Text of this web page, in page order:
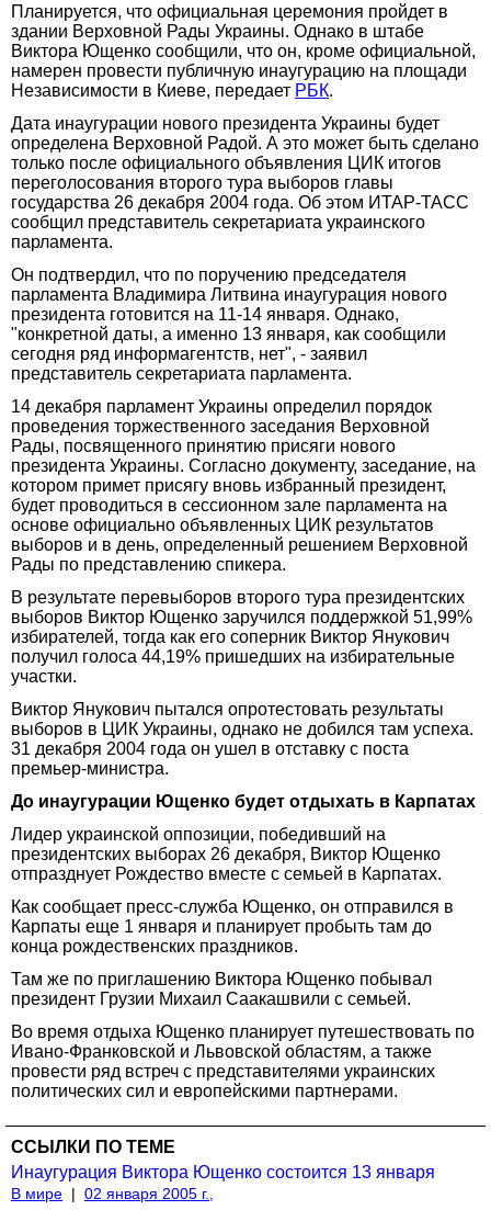
Планируется, что официальная церемония пройдет в
здании Верховной Рады Украины. Однако в штабе
Виктора Ющенко сообщили, что он, кроме официальной,
намерен провести публичную инаугурацию на площади
Независимости в Киеве, передает РБК.
Дата инаугурации нового президента Украины будет
определена Верховной Радой. А это может быть сделано
только после официального объявления ЦИК итогов
переголосования второго тура выборов главы
государства 26 декабря 2004 года. Об этом ИТАР-ТАСС
сообщил представитель секретариата украинского
парламента.
Он подтвердил, что по поручению председателя
парламента Владимира Литвина инаугурация нового
президента готовится на 11-14 января. Однако,
"конкретной даты, а именно 13 января, как сообщили
сегодня ряд информагентств, нет", - заявил
представитель секретариата парламента.
14 декабря парламент Украины определил порядок
проведения торжественного заседания Верховной
Рады, посвященного принятию присяги нового
президента Украины. Согласно документу, заседание, на
котором примет присягу вновь избранный президент,
будет проводиться в сессионном зале парламента на
основе официально объявленных ЦИК результатов
выборов и в день, определенный решением Верховной
Рады по представлению спикера.
В результате перевыборов второго тура президентских
выборов Виктор Ющенко заручился поддержкой 51,99%
избирателей, тогда как его соперник Виктор Янукович
получил голоса 44,19% пришедших на избирательные
участки.
Виктор Янукович пытался опротестовать результаты
выборов в ЦИК Украины, однако не добился там успеха.
31 декабря 2004 года он ушел в отставку с поста
премьер-министра.
До инаугурации Ющенко будет отдыхать в Карпатах
Лидер украинской оппозиции, победивший на
президентских выборах 26 декабря, Виктор Ющенко
отпразднует Рождество вместе с семьей в Карпатах.
Как сообщает пресс-служба Ющенко, он отправился в
Карпаты еще 1 января и планирует пробыть там до
конца рождественских праздников.
Там же по приглашению Виктора Ющенко побывал
президент Грузии Михаил Саакашвили с семьей.
Во время отдыха Ющенко планирует путешествовать по
Ивано-Франковской и Львовской областям, а также
провести ряд встреч с представителями украинских
политических сил и европейскими партнерами.
ССЫЛКИ ПО ТЕМЕ
Инаугурация Виктора Ющенко состоится 13 января
В мире | 02 января 2005 г.,